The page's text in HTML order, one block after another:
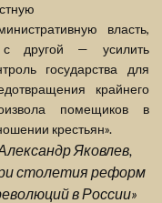
власть,
другой — усилить
государства для
крайнего
помещиков в
крестьян».
Яковлев,
столетия реформ
в России»